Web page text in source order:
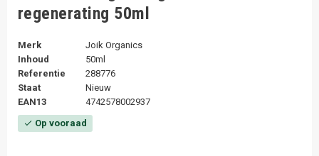
regenerating 50ml
Merk
Joik Organics
Inhoud
50ml
Referentie
288776
Staat
Nieuw
EAN13
4742578002937
check Op vooraad